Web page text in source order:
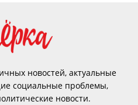
новостей, актуальные
социальные проблемы,
новости.